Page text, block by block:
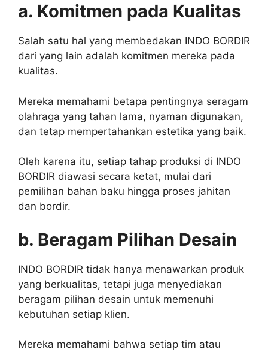
a. Komitmen pada Kualitas
Salah satu hal yang membedakan INDO BORDIR
dari yang lain adalah komitmen mereka pada
kualitas.
Mereka memahami betapa pentingnya seragam
olahraga yang tahan lama, nyaman digunakan,
dan tetap mempertahankan estetika yang baik.
Oleh karena itu, setiap tahap produksi di INDO
BORDIR diawasi secara ketat, mulai dari
pemilihan bahan baku hingga proses jahitan
dan bordir.
b. Beragam Pilihan Desain
INDO BORDIR tidak hanya menawarkan produk
yang berkualitas, tetapi juga menyediakan
beragam pilihan desain untuk memenuhi
kebutuhan setiap klien.
Mereka memahami bahwa setiap tim atau